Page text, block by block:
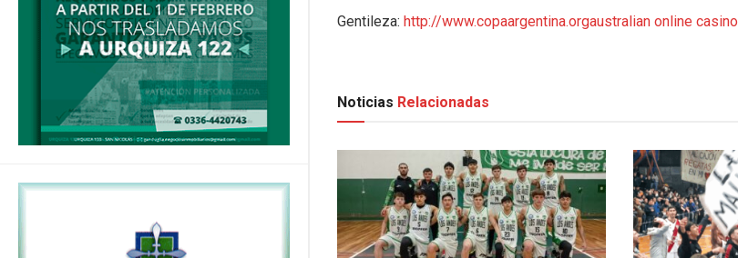
Gentileza: http://www.copaargentina.orgaustralian online casino
Noticias Relacionadas